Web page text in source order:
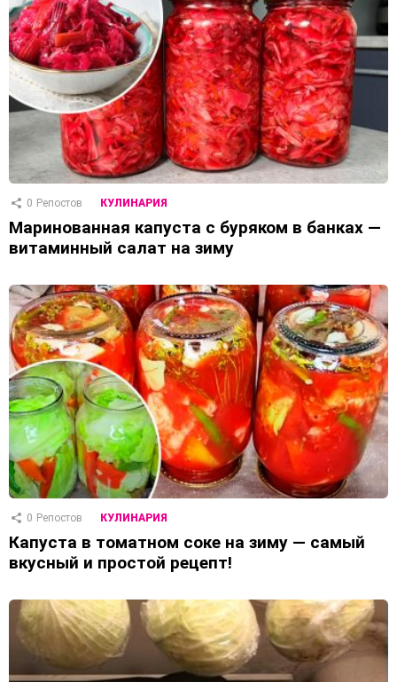
0 Репостов КУЛИНАРИЯ
Маринованная капуста с буряком в банках —
витаминный салат на зиму
0 Репостов КУЛИНАРИЯ
Капуста в томатном соке на зиму — самый
вкусный и простой рецепт!